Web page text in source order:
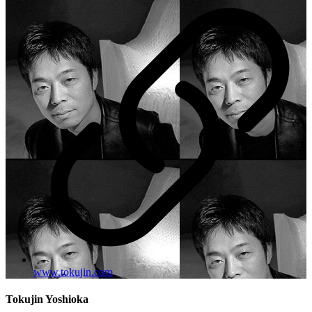
www.tokujin.com
Tokujin Yoshioka